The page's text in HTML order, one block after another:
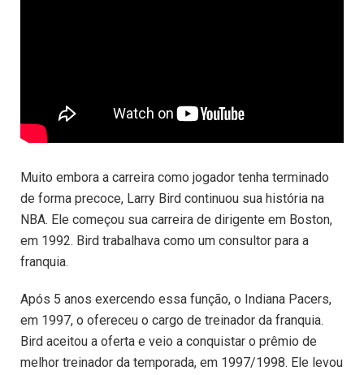
Muito embora a carreira como jogador tenha terminado
de forma precoce, Larry Bird continuou sua história na
NBA. Ele começou sua carreira de dirigente em Boston,
em 1992. Bird trabalhava como um consultor para a
franquia.
Após 5 anos exercendo essa função, o Indiana Pacers,
em 1997, o ofereceu o cargo de treinador da franquia.
Bird aceitou a oferta e veio a conquistar o prêmio de
melhor treinador da temporada, em 1997/1998. Ele levou